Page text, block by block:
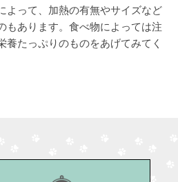
よって、加熱の有無やサイズなど
もあります。食べ物によっては注
養たっぷりのものをあげてみてく